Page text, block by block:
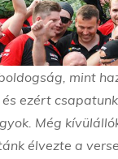
mint
ezért
Még
élvezte a